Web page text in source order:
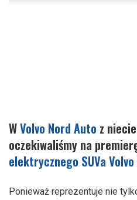
WVolvo Nord Auto z
oczekiwaliśmy na
elektrycznego SUVa Volvo
Ponieważ reprezentuje nie